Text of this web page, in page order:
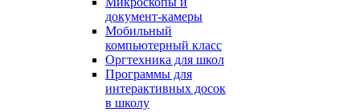
документ-камеры
Мобильный
компьютерный класс
Оргтехника для школ
Программы для
интерактивных досок
в школу